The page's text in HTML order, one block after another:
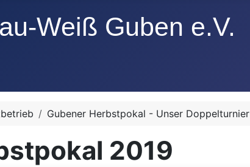
Gubener Herbstpokal - Unser Doppelturnier
2019